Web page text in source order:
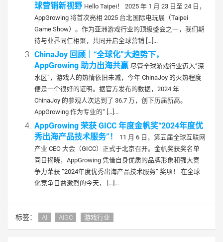
球营销新视野 Hello Taipei！ 2025 年 1 月 23 日至 24 日，
AppGrowing 将首次亮相 2025 台北国际电玩展（Taipei
Game Show）。作为亚洲游戏行业的顶级盛会之一，我们期
待与业界同仁相聚，共同开启全球营销 […]...
ChinaJoy 回顾｜“全球化”大趋势下，
AppGrowing 助力出海共赢 尽管全球游戏行业迈入“深
水区”，游戏人的热情依旧未减，今年 ChinaJoy 的火热程度
便是一个很好的证明。据官方发布的数据，2024 年
ChinaJoy 的参观人次达到了 36.7 万，创下历届新高。
AppGrowing 作为专业的“ […]...
AppGrowing 荣获 GICC 年度金帆奖“2024年度优
秀出海产品技术服务”！
11 月 6 日，第五届全球互联网
产业 CEO 大会（GICC）正式于北京召开。金帆奖获奖名单
同日揭晓，AppGrowing 凭借自身优质的品牌形象和强大竞
争力荣获 “2024年度优秀出海产品技术服务” 奖项！ 在全球
化竞争日益激烈的今天， […]...
标签： AI AIGC 游戏行业